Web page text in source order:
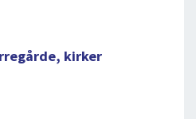
kirker